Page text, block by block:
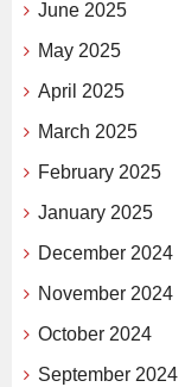
June 2025
May 2025
April 2025
March 2025
February 2025
January 2025
December 2024
November 2024
October 2024
September 2024